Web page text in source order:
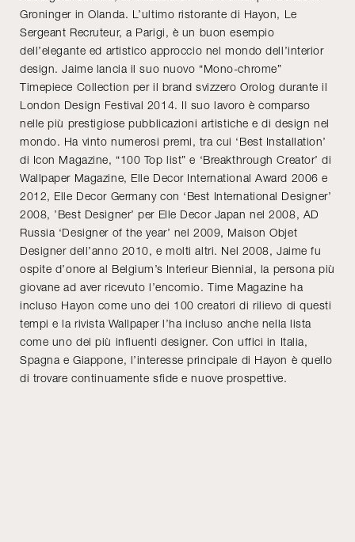
Groninger in Olanda. L’ultimo ristorante di Hayon, Le
Sergeant Recruteur, a Parigi, è un buon esempio
dell’elegante ed artistico approccio nel mondo dell’interior
design. Jaime lancia il suo nuovo “Mono-chrome”
Timepiece Collection per il brand svizzero Orolog durante il
London Design Festival 2014. Il suo lavoro è comparso
nelle più prestigiose pubblicazioni artistiche e di design nel
mondo. Ha vinto numerosi premi, tra cui ‘Best Installation’
di Icon Magazine, “100 Top list” e ‘Breakthrough Creator’ di
Wallpaper Magazine, Elle Decor International Award 2006 e
2012, Elle Decor Germany con ‘Best International Designer’
2008, ’Best Designer’ per Elle Decor Japan nel 2008, AD
Russia ‘Designer of the year’ nel 2009, Maison Objet
Designer dell’anno 2010, e molti altri. Nel 2008, Jaime fu
ospite d’onore al Belgium’s Interieur Biennial, la persona più
giovane ad aver ricevuto l’encomio. Time Magazine ha
incluso Hayon come uno dei 100 creatori di rilievo di questi
tempi e la rivista Wallpaper l’ha incluso anche nella lista
come uno dei più influenti designer. Con uffici in Italia,
Spagna e Giappone, l’interesse principale di Hayon è quello
di trovare continuamente sfide e nuove prospettive.